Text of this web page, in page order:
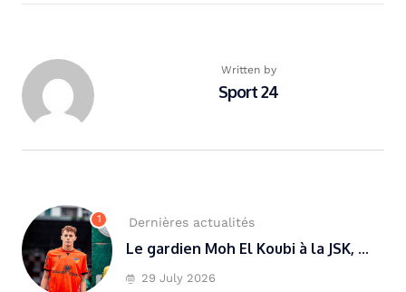
Written by
Sport 24
1 Dernières actualités
Le gardien Moh El Koubi à la JSK, ...
29 July 2026